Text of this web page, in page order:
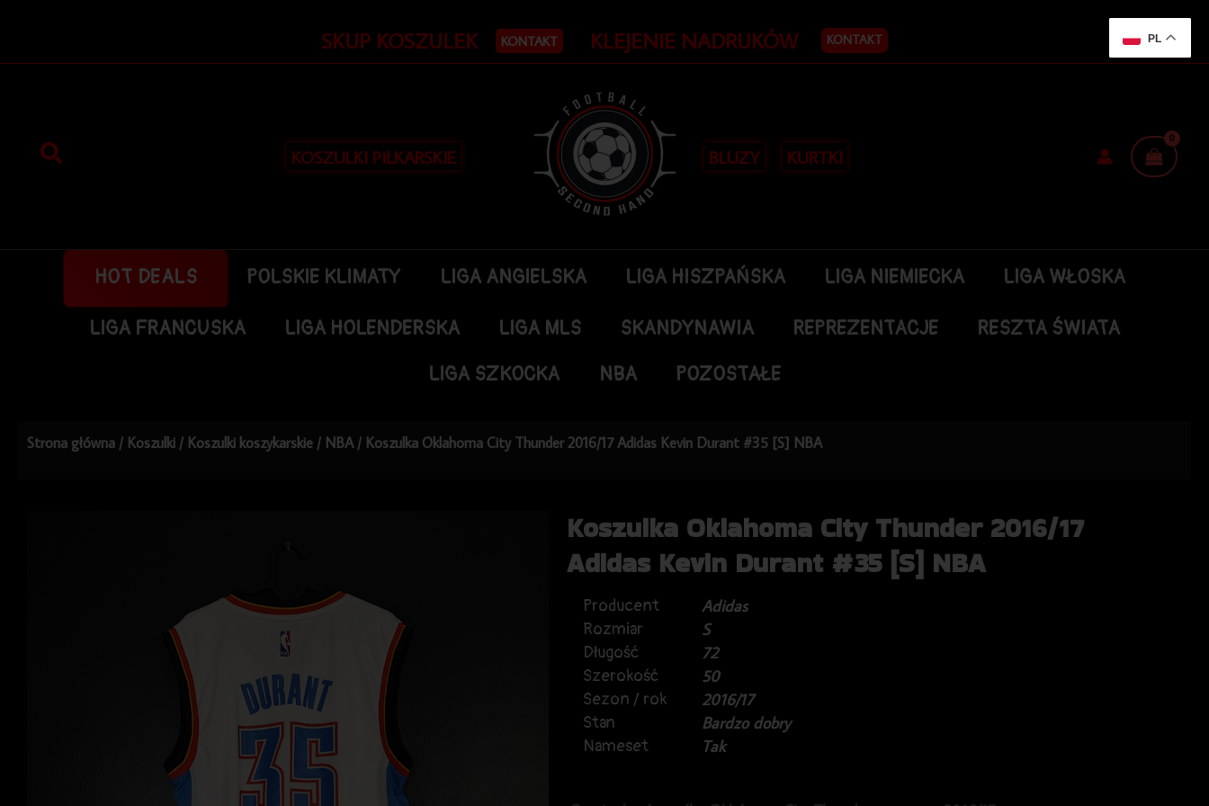
treści
SKUP KOSZULEK KONTAKT KLEJENIE NADRUKÓW KONTAKT
KOSZULKI PIŁKARSKIE BLUZY KURTKI
HOT DEALS POLSKIE KLIMATY LIGA ANGIELSKA LIGA HISZPAŃSKA LIGA NIEMIECKA LIGA WŁOSKA
LIGA FRANCUSKA LIGA HOLENDERSKA LIGA MLS SKANDYNAWIA REPREZENTACJE
RESZTA ŚWIATA
LIGA SZKOCKA
NBA POZOSTAŁE
Strona główna / Koszulki / Koszulki koszykarskie / NBA / Koszulka Oklahoma City Thunder 2016/17 Adidas Kevin Durant #35 [S] NBA
Koszulka Oklahoma City Thunder 2016/17
Adidas Kevin Durant #35 [S] NBA
Producent
Adidas
Rozmiar
S
Długość
72
Szerokość
50
Sezon / rok
2016/17
Stan
Bardzo dobry
Nameset
Tak
PL